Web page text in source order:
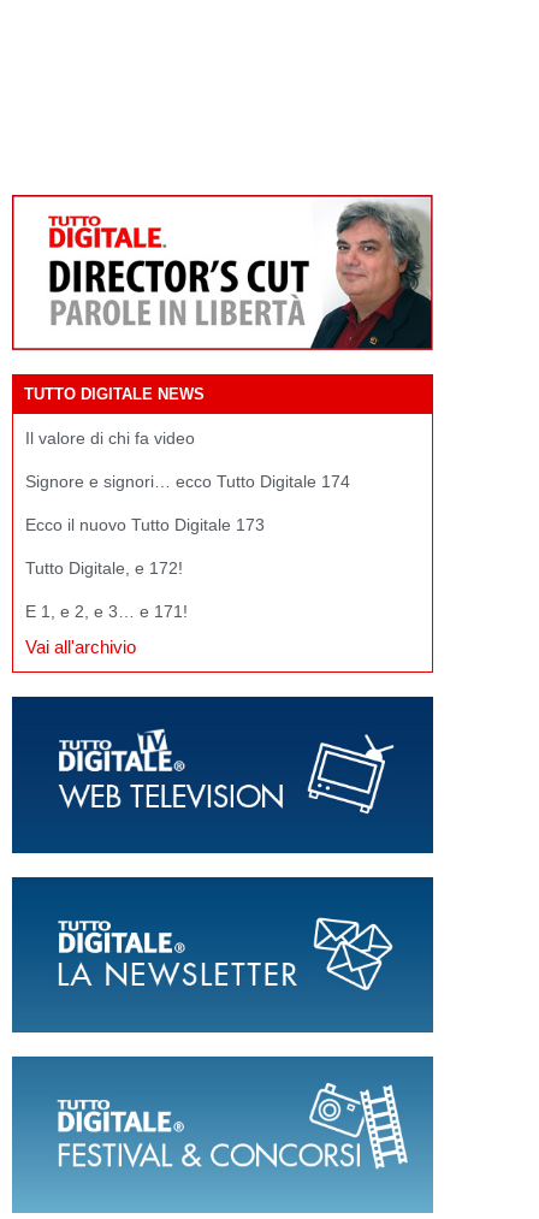
TUTTO DIGITALE NEWS
Il valore di chi fa video
Signore e signori… ecco Tutto Digitale 174
Ecco il nuovo Tutto Digitale 173
Tutto Digitale, e 172!
E 1, e 2, e 3… e 171!
Vai all'archivio